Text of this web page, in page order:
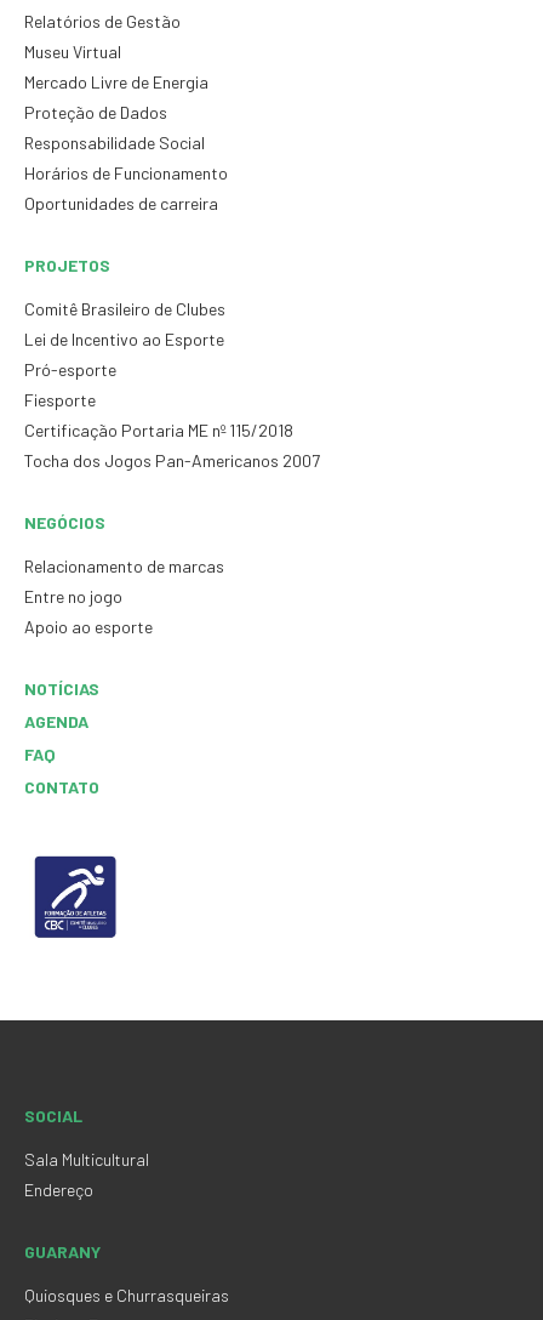
Relatórios de Gestão
Museu Virtual
Mercado Livre de Energia
Proteção de Dados
Responsabilidade Social
Horários de Funcionamento
Oportunidades de carreira
PROJETOS
Comitê Brasileiro de Clubes
Lei de Incentivo ao Esporte
Pró-esporte
Fiesporte
Certificação Portaria ME nº 115/2018
Tocha dos Jogos Pan-Americanos 2007
NEGÓCIOS
Relacionamento de marcas
Entre no jogo
Apoio ao esporte
NOTÍCIAS
AGENDA
FAQ
CONTATO
SOCIAL
Sala Multicultural
Endereço
GUARANY
Quiosques e Churrasqueiras